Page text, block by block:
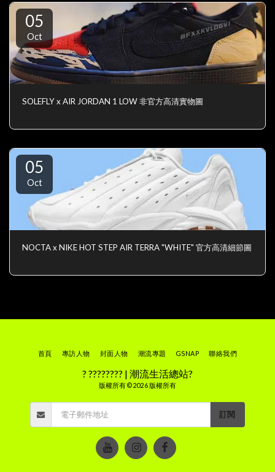
05
Oct
SOLEFLY x AIR JORDAN 1 LOW 非官方高清實物圖
05
Oct
NOCTA x NIKE HOT STEP AIR TERRA "WHITE" 官方高清細節圖
? ???????? | 潮流生活總站?
版權所有 © 2026 版權所有
首頁 專訪人物 封面人物 潮流專題 GSNAP 聯絡我們
訂閱